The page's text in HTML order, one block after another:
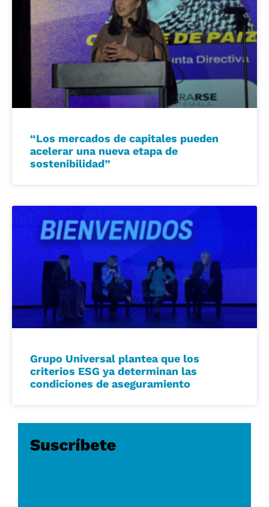
“Los mercados de capitales pueden
acelerar una nueva etapa de
sostenibilidad”
Grupo Universal plantea que los
criterios ESG ya determinan las
condiciones de aseguramiento